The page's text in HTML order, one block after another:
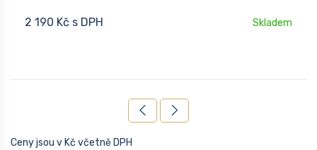
2 190 Kč s DPH Skladem
Ceny jsou v Kč včetně DPH